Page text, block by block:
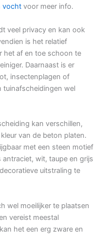
vocht voor meer info.
veel privacy en kan ook
is het relatief
het af en toe schoon te
Daarnaast is er
insectenplagen of
tuinafscheidingen wel
kan verschillen,
van de beton platen.
met een steen motief
wit, taupe en grijs
uitstraling te
wel moeilijker te plaatsen
vereist meestal
het een erg zware en